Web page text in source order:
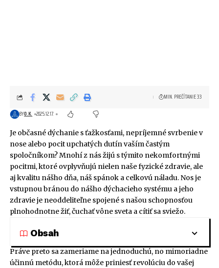
BYO.K. 2025.12.17.
MIN. PREČÍTANIE 33
Je občasné dýchanie s ťažkosťami, nepríjemné svrbenie v
nose alebo pocit upchatých dutín vaším častým
spoločníkom? Mnohí z nás žijú s týmito nekomfortnými
pocitmi, ktoré ovplyvňujú nielen naše fyzické zdravie, ale
aj kvalitu nášho dňa, náš spánok a celkovú náladu. Nos je
vstupnou bránou do nášho dýchacieho systému a jeho
zdravie je neoddeliteľne spojené s našou schopnosťou
plnohodnotne žiť, čuchať vône sveta a cítiť sa sviežo.
Obsah
Práve preto sa zameriame na jednoduchú, no mimoriadne
účinnú metódu, ktorá môže priniesť revolúciu do vašej